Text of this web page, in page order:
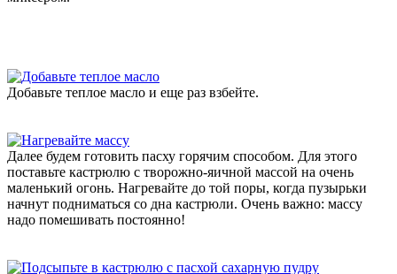
Добавьте теплое масло и еще раз взбейте.
Далее будем готовить пасху горячим способом. Для этого
поставьте кастрюлю с творожно-яичной массой на очень
маленький огонь. Нагревайте до той поры, когда пузырьки
начнут подниматься со дна кастрюли. Очень важно: массу
надо помешивать постоянно!